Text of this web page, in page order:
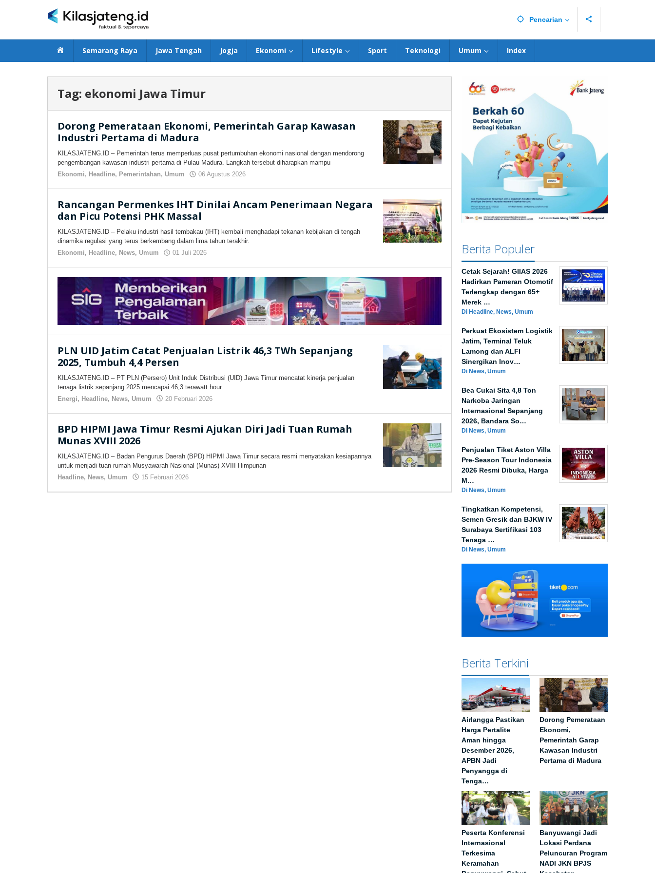
Pencarian
BerandaSemarang Raya Jawa Tengah Jogja Ekonomi Lifestyle Sport Teknologi Umum Index
Tag: ekonomi Jawa Timur
Dorong Pemerataan Ekonomi, Pemerintah Garap Kawasan
Industri Pertama di Madura
KILASJATENG.ID – Pemerintah terus memperluas pusat pertumbuhan ekonomi nasional dengan mendorong
pengembangan kawasan industri pertama di Pulau Madura. Langkah tersebut diharapkan mampu
Ekonomi, Headline, Pemerintahan, Umum 06 Agustus 2026
Rancangan Permenkes IHT Dinilai Ancam Penerimaan Negara
dan Picu Potensi PHK Massal
KILASJATENG.ID – Pelaku industri hasil tembakau (IHT) kembali menghadapi tekanan kebijakan di tengah
dinamika regulasi yang terus berkembang dalam lima tahun terakhir.
Ekonomi, Headline, News, Umum 01 Juli 2026
PLN UID Jatim Catat Penjualan Listrik 46,3 TWh Sepanjang
2025, Tumbuh 4,4 Persen
KILASJATENG.ID – PT PLN (Persero) Unit Induk Distribusi (UID) Jawa Timur mencatat kinerja penjualan
tenaga listrik sepanjang 2025 mencapai 46,3 terawatt hour
Energi, Headline, News, Umum 20 Februari 2026
BPD HIPMI Jawa Timur Resmi Ajukan Diri Jadi Tuan Rumah
Munas XVIII 2026
KILASJATENG.ID – Badan Pengurus Daerah (BPD) HIPMI Jawa Timur secara resmi menyatakan kesiapannya
untuk menjadi tuan rumah Musyawarah Nasional (Munas) XVIII Himpunan
Headline, News, Umum 15 Februari 2026
Berita Populer
Cetak Sejarah! GIIAS 2026
Hadirkan Pameran Otomotif
Terlengkap dengan 65+
Merek …
Di Headline, News, Umum
Perkuat Ekosistem Logistik
Jatim, Terminal Teluk
Lamong dan ALFI
Sinergikan Inov…
Di News, Umum
Bea Cukai Sita 4,8 Ton
Narkoba Jaringan
Internasional Sepanjang
2026, Bandara So…
Di News, Umum
Penjualan Tiket Aston Villa
Pre-Season Tour Indonesia
2026 Resmi Dibuka, Harga
M…
Di News, Umum
Tingkatkan Kompetensi,
Semen Gresik dan BJKW IV
Surabaya Sertifikasi 103
Tenaga …
Di News, Umum
Berita Terkini
Airlangga Pastikan
Harga Pertalite
Aman hingga
Desember 2026,
APBN Jadi
Penyangga di
Tenga…
Dorong Pemerataan
Ekonomi,
Pemerintah Garap
Kawasan Industri
Pertama di Madura
Peserta Konferensi
Internasional
Terkesima
Keramahan
Banyuwangi Jadi
Lokasi Perdana
Peluncuran Program
NADI JKN BPJS